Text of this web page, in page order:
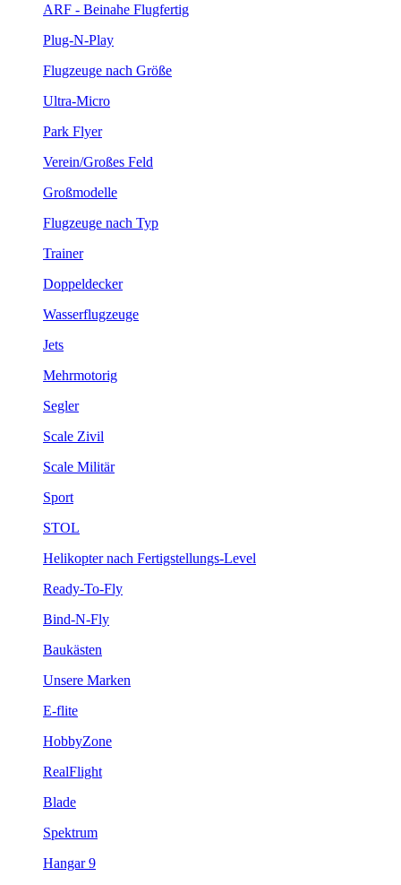
ARF - Beinahe Flugfertig
Plug-N-Play
Flugzeuge nach Größe
Ultra-Micro
Park Flyer
Verein/Großes Feld
Großmodelle
Flugzeuge nach Typ
Trainer
Doppeldecker
Wasserflugzeuge
Jets
Mehrmotorig
Segler
Scale Zivil
Scale Militär
Sport
STOL
Helikopter nach Fertigstellungs-Level
Ready-To-Fly
Bind-N-Fly
Baukästen
Unsere Marken
E-flite
HobbyZone
RealFlight
Blade
Spektrum
Hangar 9